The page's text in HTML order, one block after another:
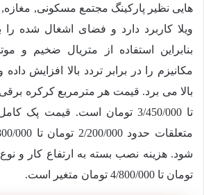
هایی نظیر پارکینگ مجتمع مسکونی,
ویلا کاربرد دارد و فضای اشغال شده
بنابراین استفاده از متریال ضخیم و
مکانیزم را در برابر تردد بالا افزایش
بالا می برد. قیمت هر مترمربع کرکره
تا3/450/000 تومان است. قیمت پک
متعلقات حدود2/200/000 تومان تا000
شود. هزینه نصب بسته به ارتفاع کار و
تومان تا 4/800/000 تومان متغیر است.